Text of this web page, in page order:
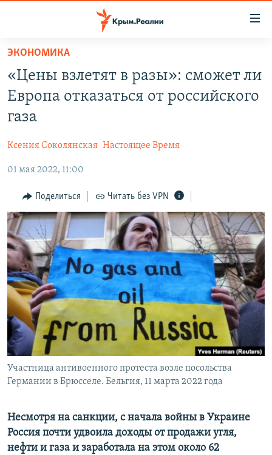
Вернуться
основному
содержанию
Вернутся
главной
Вернутся
поиску
СПЕЦПРОЕКТЫ
11 ЛЕТ ОККУПАЦИИ КРЫМА. 11 ИСТОРИЙ СОПРОТИВЛЕНИЯ
ВОДА
ЕЩЕ
ИНТЕРАКТИВ
ИНФОГРАФИКА
ТЕЛЕПРОЕКТ КРЫМ.РЕАЛИИ
СОВЕТЫ ПРАВОЗАЩИТНИКОВ
ПРОПАВШИЕ БЕЗ ВЕСТИ
ПОБЕДИТЕЛЕЙ НЕ СУДЯТ?
КРЫМ.НЕПОКОРЕННЫЙ
ELIFBE
УКРАИНСКАЯ ПРОБЛЕМА КРЫМА
РАДІО СВОБОДА
КАК ОБОЙТИ БЛОКИРОВКУ
Українською
Qırımtatar
ПРИСОЕДИНЯЙТЕСЬ!
Все сайты RFE/RL
ЭКОНОМИКА
«Цены взлетят в разы»: сможет ли
Европа отказаться от российского
газа
Ксения Соколянская Настоящее Время
01 мая 2022, 11:00
Поделиться Читать без VPN
Участница антивоенного протеста возле посольства
Германии в Брюсселе. Бельгия, 11 марта 2022 года
Несмотря на санкции, с начала войны в Украине
Россия почти удвоила доходы от продажи угля,
нефти и газа и заработала на этом около 62